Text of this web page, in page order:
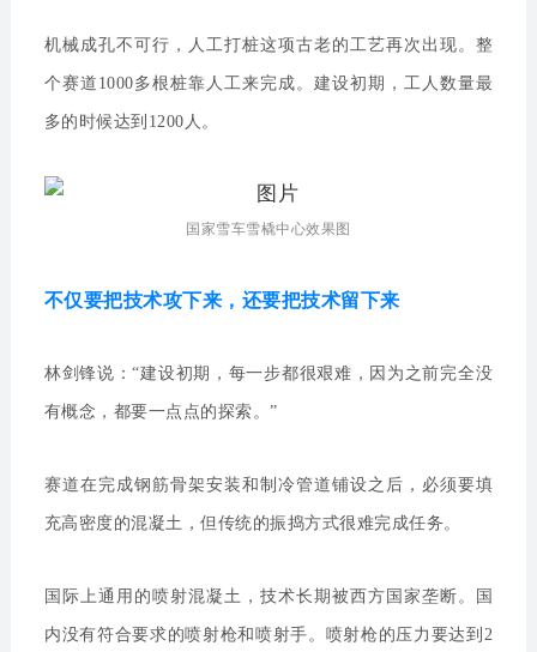
机械成孔不可行，人工打桩这项古老的工艺再次出现。整
个赛道1000多根桩靠人工来完成。建设初期，工人数量最
多的时候达到1200人。
国家雪车雪橇中心效果图
不仅要把技术攻下来，还要把技术留下来
林剑锋说：“建设初期，每一步都很艰难，因为之前完全没
有概念，都要一点点的探索。”
赛道在完成钢筋骨架安装和制冷管道铺设之后，必须要填
充高密度的混凝土，但传统的振捣方式很难完成任务。
国际上通用的喷射混凝土，技术长期被西方国家垄断。国
内没有符合要求的喷射枪和喷射手。喷射枪的压力要达到2